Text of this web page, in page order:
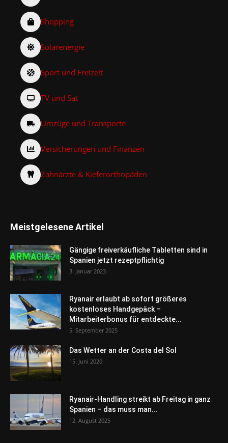
Shopping
Solarenergie
Sport und Freizeit
TV und Sat
Umzüge und Transporte
Versicherungen und Finanzen
Zahnärzte & Kieferorthopäden
Meistgelesene Artikel
Gängige freiverkäufliche Tabletten sind in
Spanien jetzt rezeptpflichtig
3. Januar 2023
Ryanair erlaubt ab sofort größeres
kostenloses Handgepäck –
Mitarbeiterbonus für entdeckte...
5. September 2025
Das Wetter an der Costa del Sol
15. Juni 2020
Ryanair-Handling streikt ab Freitag in ganz
Spanien – das muss man...
12. August 2025